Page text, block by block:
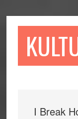
till
till
sidofältet
till
I Break